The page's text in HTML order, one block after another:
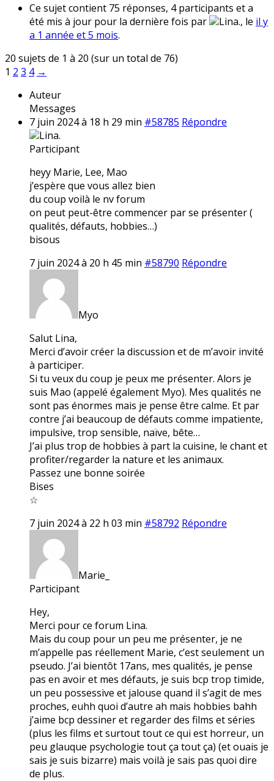
Ce sujet contient 75 réponses, 4 participants et a
été mis à jour pour la dernière fois par
Lina., le il y
a 1 année et 5 mois.
20 sujets de 1 à 20 (sur un total de 76)
1 2 3 4 →
Auteur
Messages
7 juin 2024 à 18 h 29 min #58785 Répondre
Lina.
Participant
heyy Marie, Lee, Mao
j’espère que vous allez bien
du coup voilà le nv forum
on peut peut-être commencer par se présenter (
qualités, défauts, hobbies…)
bisous
7 juin 2024 à 20 h 45 min #58790 Répondre
Myo
Salut Lina,
Merci d’avoir créer la discussion et de m’avoir invité
à participer.
Si tu veux du coup je peux me présenter. Alors je
suis Mao (appelé également Myo). Mes qualités ne
sont pas énormes mais je pense être calme. Et par
contre j’ai beaucoup de défauts comme impatiente,
impulsive, trop sensible, naïve, bête…
J’ai plus trop de hobbies à part la cuisine, le chant et
profiter/regarder la nature et les animaux.
Passez une bonne soirée
Bises
☆
7 juin 2024 à 22 h 03 min #58792 Répondre
Marie_
Participant
Hey,
Merci pour ce forum Lina.
Mais du coup pour un peu me présenter, je ne
m’appelle pas réellement Marie, c’est seulement un
pseudo. J’ai bientôt 17ans, mes qualités, je pense
pas en avoir et mes défauts, je suis bcp trop timide,
un peu possessive et jalouse quand il s’agit de mes
proches, euhh quoi d’autre ah mais hobbies bahh
j’aime bcp dessiner et regarder des films et séries
(plus les films et surtout tout ce qui est horreur, un
peu glauque psychologie tout ça tout ça) (et ouais je
sais je suis bizarre) mais voilà je sais pas quoi dire
de plus.